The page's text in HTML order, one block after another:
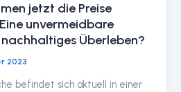
jetzt die Preise
unvermeidbare
Überleben?
2023
befindet sich aktuell in einer